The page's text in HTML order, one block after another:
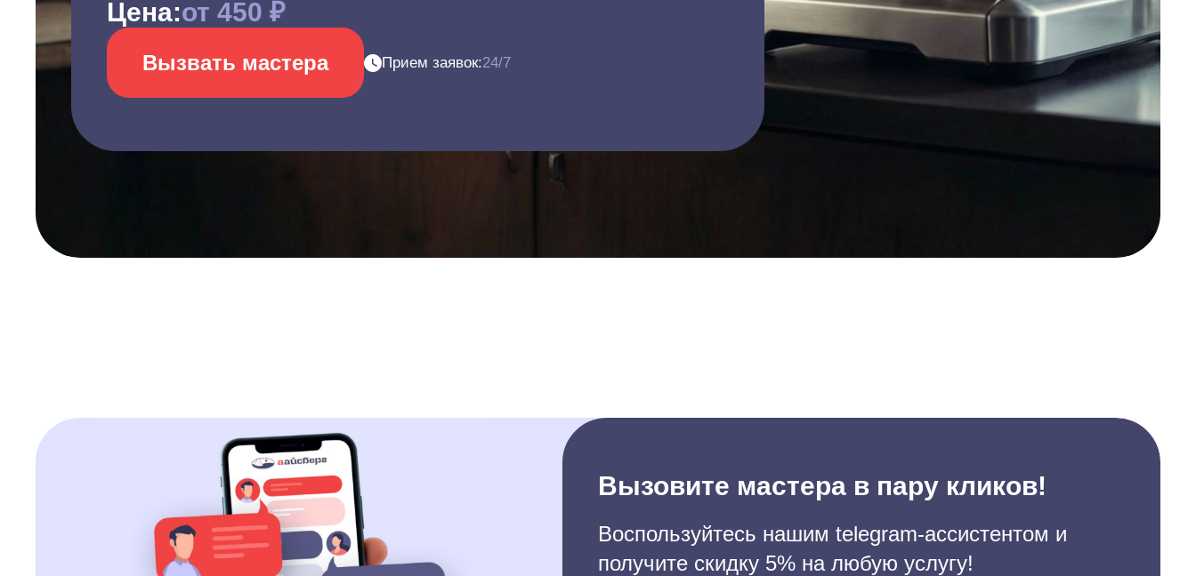
Цена:от 450 ₽
Вызвать мастера Прием заявок:24/7
Вызовите мастера в пару кликов!
Воспользуйтесь нашим telegram-ассистентом и
получите скидку 5% на любую услугу!